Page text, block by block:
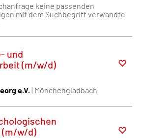
keine passenden
mit dem Suchbegriff verwandte
und
(m/w/d)
e.V.| Mönchengladbach
(m/w/d)